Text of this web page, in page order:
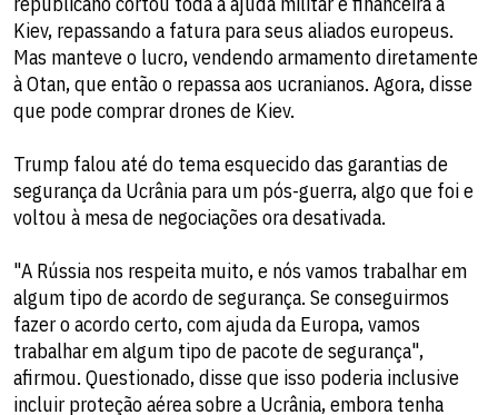
Kiev, repassando a fatura para seus aliados europeus.
Mas manteve o lucro, vendendo armamento diretamente
à Otan, que então o repassa aos ucranianos. Agora, disse
que pode comprar drones de Kiev.
Trump falou até do tema esquecido das garantias de
segurança da Ucrânia para um pós-guerra, algo que foi e
voltou à mesa de negociações ora desativada.
"A Rússia nos respeita muito, e nós vamos trabalhar em
algum tipo de acordo de segurança. Se conseguirmos
fazer o acordo certo, com ajuda da Europa, vamos
trabalhar em algum tipo de pacote de segurança",
afirmou. Questionado, disse que isso poderia inclusive
incluir proteção aérea sobre a Ucrânia, embora tenha